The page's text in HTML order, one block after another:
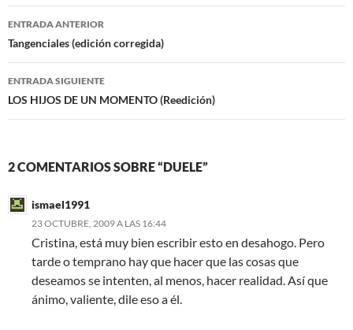
o
o
e
r
Navegación
de
entradas
ENTRADA ANTERIOR
Tangenciales (edición corregida)
ENTRADA SIGUIENTE
LOS HIJOS DE UN MOMENTO (Reedición)
2 COMENTARIOS SOBRE “DUELE”
ismael1991
23 OCTUBRE, 2009 A LAS 16:44
Cristina, está muy bien escribir esto en desahogo. Pero
tarde o temprano hay que hacer que las cosas que
deseamos se intenten, al menos, hacer realidad. Así que
ánimo, valiente, dile eso a él.